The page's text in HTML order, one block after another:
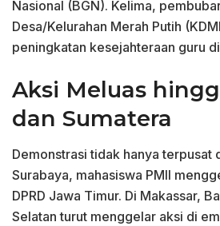
Nasional (BGN). Kelima,
Desa/Kelurahan Merah Putih
peningkatan kesejahteraan guru
Aksi Meluas
dan Sumatera
Demonstrasi tidak hanya terpusat
Surabaya, mahasiswa PMII
DPRD Jawa Timur. Di Makassar,
Selatan turut menggelar aksi di